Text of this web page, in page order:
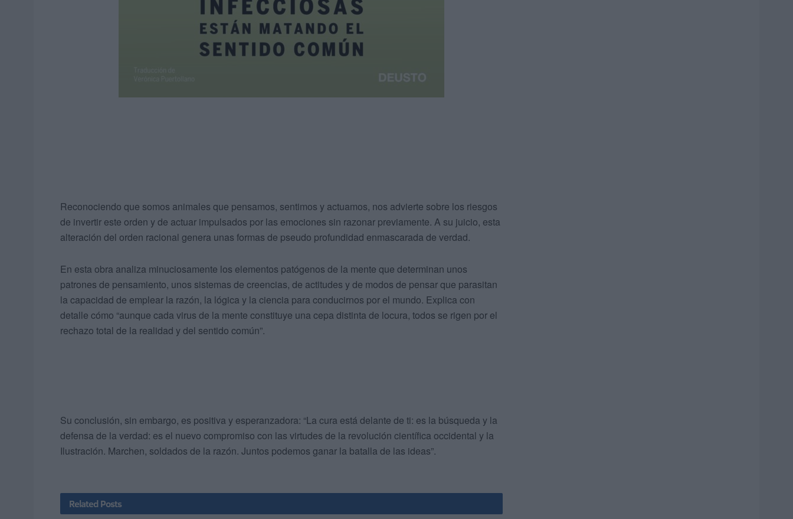
Reconociendo que somos animales que pensamos, sentimos y actuamos, nos advierte sobre los riesgos
de invertir este orden y de actuar impulsados por las emociones sin razonar previamente. A su juicio, esta
alteración del orden racional genera unas formas de pseudo profundidad enmascarada de verdad.
En esta obra analiza minuciosamente los elementos patógenos de la mente que determinan unos
patrones de pensamiento, unos sistemas de creencias, de actitudes y de modos de pensar que parasitan
la capacidad de emplear la razón, la lógica y la ciencia para conducirnos por el mundo. Explica con
detalle cómo “aunque cada virus de la mente constituye una cepa distinta de locura, todos se rigen por el
rechazo total de la realidad y del sentido común”.
Su conclusión, sin embargo, es positiva y esperanzadora: “La cura está delante de ti: es la búsqueda y la
defensa de la verdad: es el nuevo compromiso con las virtudes de la revolución científica occidental y la
Ilustración. Marchen, soldados de la razón. Juntos podemos ganar la batalla de las ideas”.
Related Posts